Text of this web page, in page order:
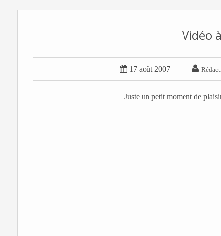
Vidéo
 17 août 2007 
Juste un petit moment de